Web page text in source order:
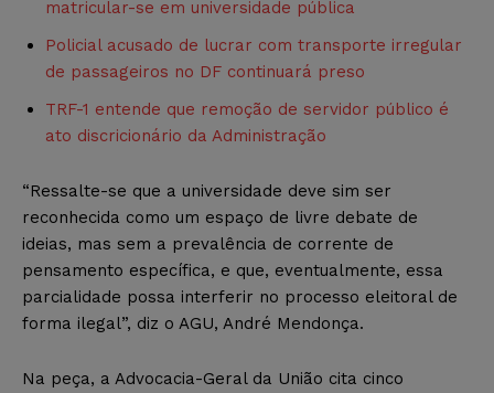
matricular-se em universidade pública
Policial acusado de lucrar com transporte irregular
de passageiros no DF continuará preso
TRF-1 entende que remoção de servidor público é
ato discricionário da Administração
“Ressalte-se que a universidade deve sim ser
reconhecida como um espaço de livre debate de
ideias, mas sem a prevalência de corrente de
pensamento específica, e que, eventualmente, essa
parcialidade possa interferir no processo eleitoral de
forma ilegal”, diz o AGU, André Mendonça.
Na peça, a Advocacia-Geral da União cita cinco